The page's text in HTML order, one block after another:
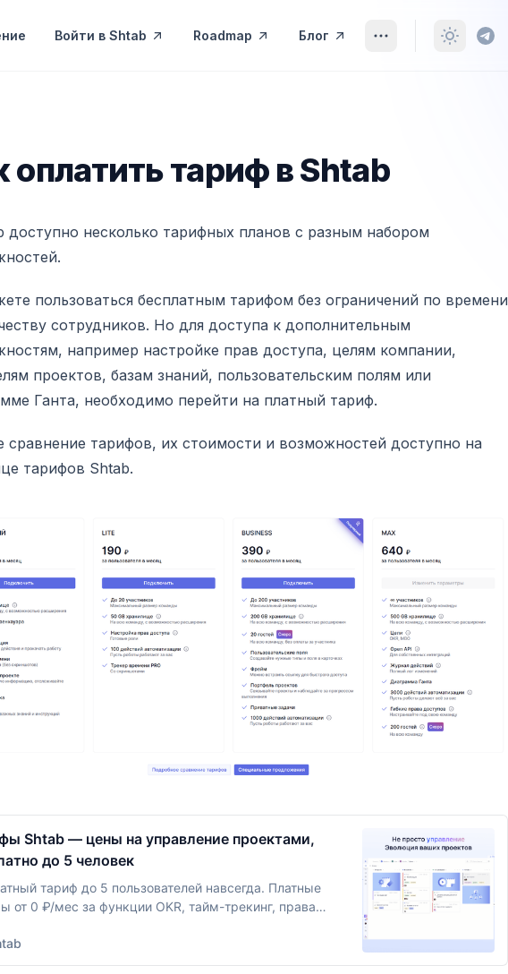
Войти в Shtab Roadmap Блог
оплатить тариф в Shtab
доступно несколько тарифных планов с разным набором
пользоваться бесплатным тарифом без ограничений по времени
сотрудников. Но для доступа к дополнительным
например настройке прав доступа, целям компании,
проектов, базам знаний, пользовательским полям или
Ганта, необходимо перейти на платный тариф.
сравнение тарифов, их стоимости и возможностей доступно на
тарифов Shtab.
Shtab — цены на управление проектами,
до 5 человек
тариф до 5 пользователей навсегда. Платные
от 0 ₽/мес за функции OKR, тайм-трекинг, права